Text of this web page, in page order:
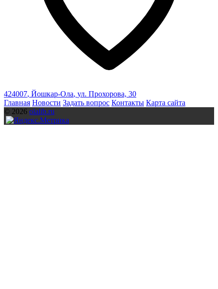
424007, Йошкар-Ола, ул. Прохорова, 30
Главная Новости Задать вопрос Контакты Карта сайта
© 2026 olalib.ru